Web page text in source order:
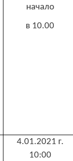
начало
в 10.00
4.01.2021 г.
10:00